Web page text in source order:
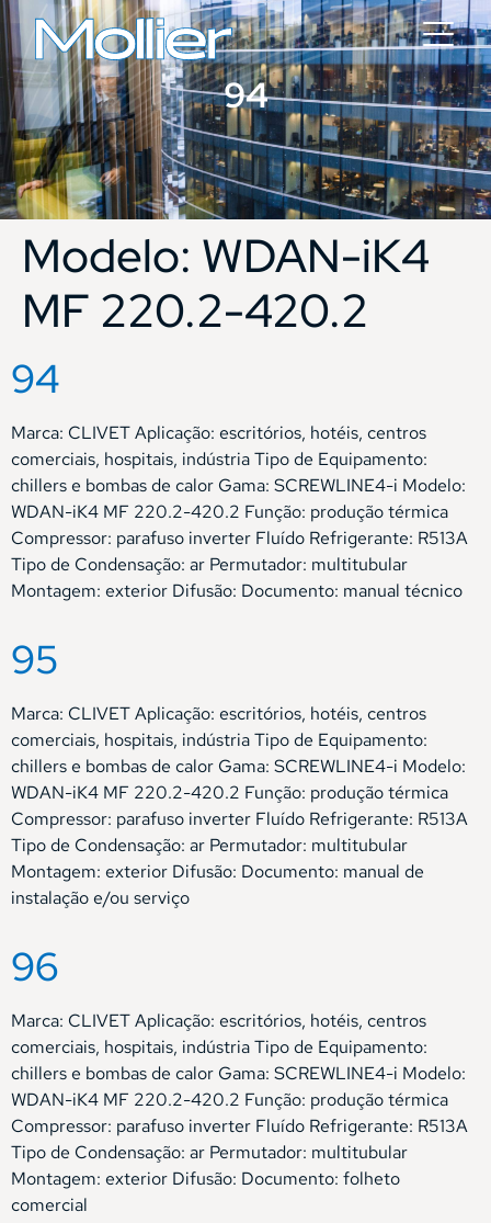
94
Modelo: WDAN-iK4
MF 220.2-420.2
94
Marca: CLIVET Aplicação: escritórios, hotéis, centros
comerciais, hospitais, indústria Tipo de Equipamento:
chillers e bombas de calor Gama: SCREWLINE4-i Modelo:
WDAN-iK4 MF 220.2-420.2 Função: produção térmica
Compressor: parafuso inverter Fluído Refrigerante: R513A
Tipo de Condensação: ar Permutador: multitubular
Montagem: exterior Difusão: Documento: manual técnico
95
Marca: CLIVET Aplicação: escritórios, hotéis, centros
comerciais, hospitais, indústria Tipo de Equipamento:
chillers e bombas de calor Gama: SCREWLINE4-i Modelo:
WDAN-iK4 MF 220.2-420.2 Função: produção térmica
Compressor: parafuso inverter Fluído Refrigerante: R513A
Tipo de Condensação: ar Permutador: multitubular
Montagem: exterior Difusão: Documento: manual de
instalação e/ou serviço
96
Marca: CLIVET Aplicação: escritórios, hotéis, centros
comerciais, hospitais, indústria Tipo de Equipamento:
chillers e bombas de calor Gama: SCREWLINE4-i Modelo:
WDAN-iK4 MF 220.2-420.2 Função: produção térmica
Compressor: parafuso inverter Fluído Refrigerante: R513A
Tipo de Condensação: ar Permutador: multitubular
Montagem: exterior Difusão: Documento: folheto
comercial